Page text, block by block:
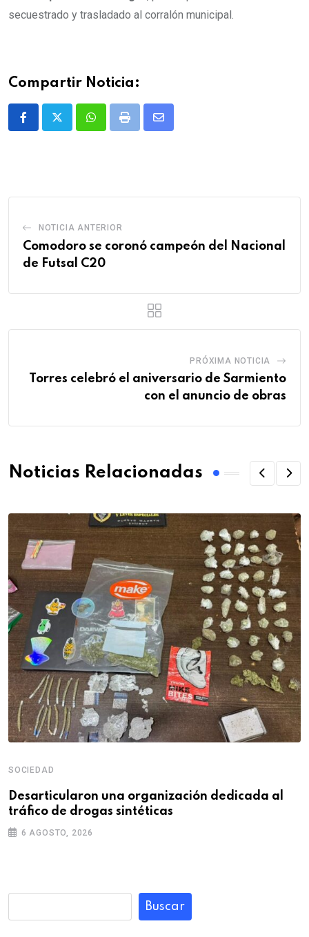
secuestrado y trasladado al corralón municipal.
Compartir Noticia:
WhatsappPrint
Share
NOTICIA ANTERIOR
Comodoro se coronó campeón del Nacional
de Futsal C20
PRÓXIMA NOTICIA
Torres celebró el aniversario de Sarmiento
con el anuncio de obras
Noticias Relacionadas
SOCIEDAD
Desarticularon una organización dedicada al
tráfico de drogas sintéticas
6 AGOSTO, 2026
Buscar